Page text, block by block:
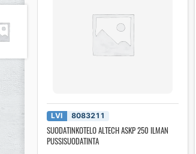
LVI 8083211
SUODATINKOTELO ALTECH ASKP 250 ILMAN
PUSSISUODATINTA